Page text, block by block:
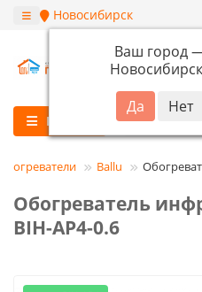
Новосибирск
Ваш город
Новосибирск
Каталог
Ballu
Обогреватель
BIH-AP4-0.6